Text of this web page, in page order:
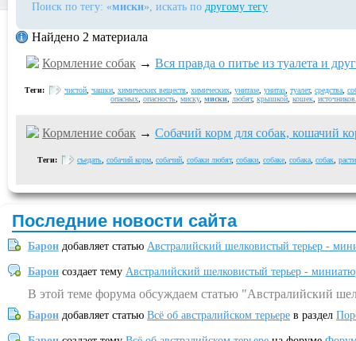
Поиск по тегу: «миски», искать по другому тегу
Найдено 2 материала
Кормление собак → Вся правда о питье из туалета и
Теги: чистой чашки химических веществ химических унитазе унитаз туалет, средства
опасных опасность миску, миски любят, крышкой кошек источников
Кормление собак → Собачий корм для собак, кошачий
Теги: съедать собачий корм собачий собаки любят, собаки собаке собака собак
Последние новости сайта
Барон добавляет статью Австралийский шелковистый терьер -
Барон создает тему Австралийский шелковистый терьер -
В этой теме форума обсуждаем статью "Австралийский
Барон добавляет статью Всё об австралийском терьере в раздел